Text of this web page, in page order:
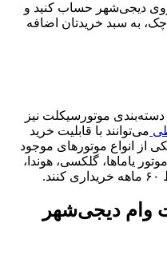
روی دیجی‌شهر حساب کنید و
چک، به سبد خریدتان اضافه
موتورسیکلت نیز
می‌توانند با قابلیت خرید
از انواع موتورهای موجود
یاماها، گلکسی، هوندا،
وام دیجی‌شهر